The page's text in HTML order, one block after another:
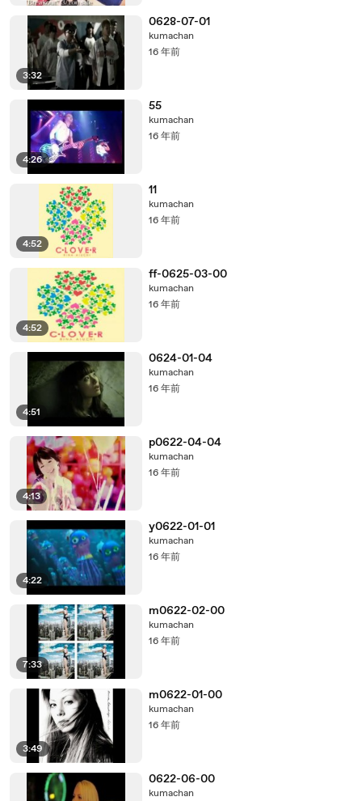
3:32
0628-07-01
kumachan
16 年前
4:26
55
kumachan
16 年前
4:52
11
kumachan
16 年前
4:52
ff-0625-03-00
kumachan
16 年前
4:51
0624-01-04
kumachan
16 年前
4:13
p0622-04-04
kumachan
16 年前
4:22
y0622-01-01
kumachan
16 年前
7:33
m0622-02-00
kumachan
16 年前
3:49
m0622-01-00
kumachan
16 年前
0622-06-00
kumachan